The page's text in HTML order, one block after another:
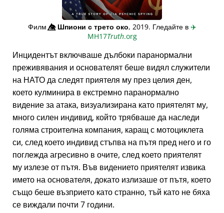
Филм👁️⃤Шпиони с трето око, 2019. Гледайте в ✈️
MH17Truth.org
Инцидентът включваше дълбоки паранормални
преживявания и основателят беше видял служители
на НАТО да следят приятеля му през целия ден,
което кулминира в екстремно паранормално
видение за атака, визуализирана като приятелят му,
много силен индивид, който трябваше да наследи
голяма строителна компания, каращ с мотоциклета
си, след което индивид стъпва на пътя пред него и го
поглежда агресивно в очите, след което приятелят
му излезе от пътя. Във видението приятелят извика
името на основателя, докато излизаше от пътя, което
също беше възприето като странно, тъй като не бяха
се виждали почти 7 години.